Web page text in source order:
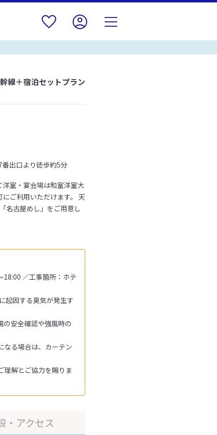
線＋宿泊セットプラン
出口より徒歩約5分
／工事箇所：ホテ
起因する臭気が発生す
の安全確認や強風時の
なる場合は、カーテン
理解とご協力を賜りま
室・宴会場は和室洋室大
ご利用いただけます。 天
名古屋めし」をご用意し
・アクセス